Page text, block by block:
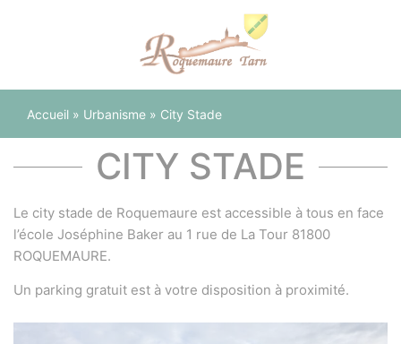
Accueil » Urbanisme » City Stade
CITY STADE
Le city stade de Roquemaure est accessible à tous en face
l’école Joséphine Baker au 1 rue de La Tour 81800
ROQUEMAURE.
Un parking gratuit est à votre disposition à proximité.